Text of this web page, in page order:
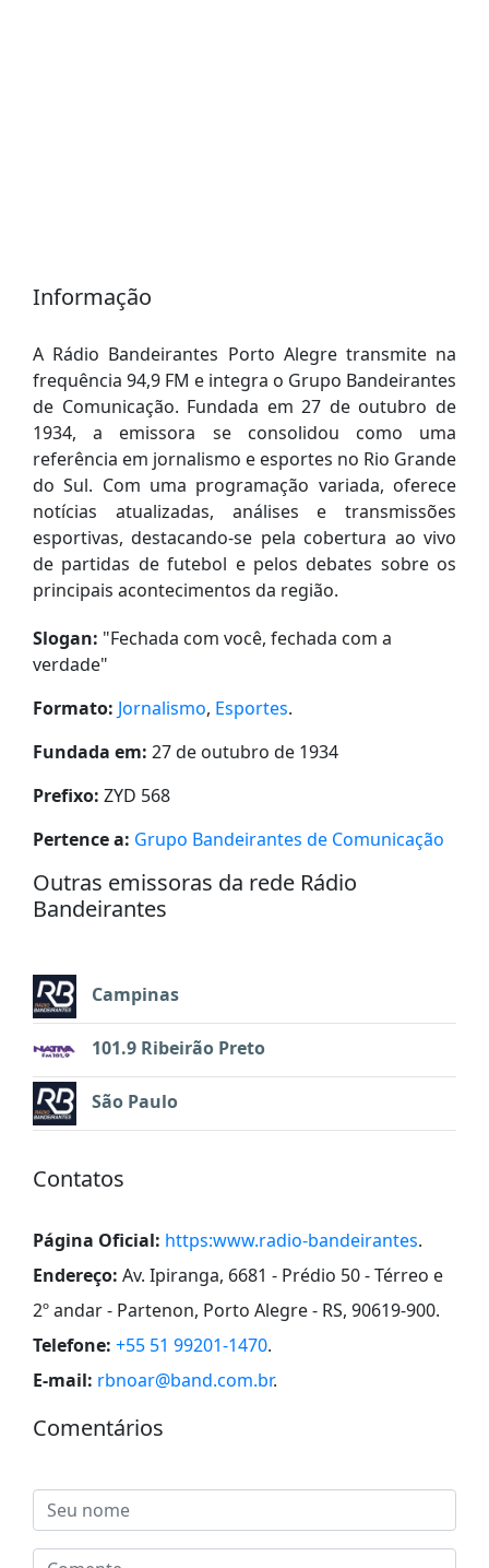
Informação
A Rádio Bandeirantes Porto Alegre transmite na
frequência 94,9 FM e integra o Grupo Bandeirantes
de Comunicação. Fundada em 27 de outubro de
1934, a emissora se consolidou como uma
referência em jornalismo e esportes no Rio Grande
do Sul. Com uma programação variada, oferece
notícias atualizadas, análises e transmissões
esportivas, destacando-se pela cobertura ao vivo
de partidas de futebol e pelos debates sobre os
principais acontecimentos da região.
Slogan: "Fechada com você, fechada com a
verdade"
Formato: Jornalismo, Esportes.
Fundada em: 27 de outubro de 1934
Prefixo: ZYD 568
Pertence a: Grupo Bandeirantes de Comunicação
Outras emissoras da rede Rádio
Bandeirantes
Campinas
101.9 Ribeirão Preto
São Paulo
Contatos
Página Oficial: https:www.radio-bandeirantes.
Endereço: Av. Ipiranga, 6681 - Prédio 50 - Térreo e
2º andar - Partenon, Porto Alegre - RS, 90619-900.
Telefone: +55 51 99201-1470.
E-mail: rbnoar@band.com.br.
Comentários